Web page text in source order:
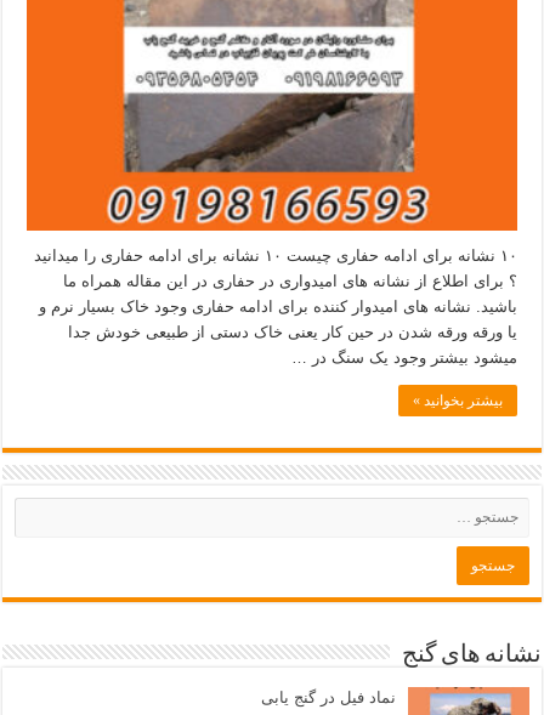
۱۰ نشانه برای ادامه حفاری چیست ۱۰ نشانه برای ادامه حفاری را میدانید
؟ برای اطلاع از نشانه های امیدواری در حفاری در این مقاله همراه ما
باشید. نشانه های امیدوار کننده برای ادامه حفاری وجود خاک بسیار نرم و
یا ورقه ورقه شدن در حین کار یعنی خاک دستی از طبیعی خودش جدا
میشود بیشتر وجود یک سنگ در …
بیشتر بخوانید »
نشانه های گنج
نماد فیل در گنج یابی